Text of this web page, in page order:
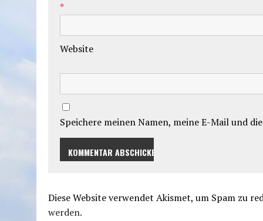
*
Website
Speichere meinen Namen, meine E-Mail und
Diese Website verwendet Akismet, um Spam zu
werden.